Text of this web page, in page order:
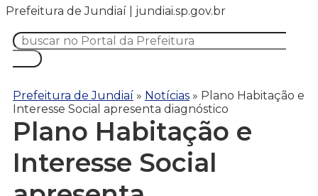
Prefeitura de Jundiaí | jundiai.sp.gov.br
Prefeitura de Jundiaí » Notícias » Plano Habitação e
Interesse Social apresenta diagnóstico
Plano Habitação e
Interesse Social